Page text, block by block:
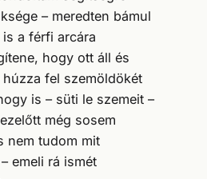
– meredten bámul
a férfi arcára
hogy ott áll és
húzza fel szemöldökét
is – süti le szemeit –
még sosem
nem tudom mit
emeli rá ismét